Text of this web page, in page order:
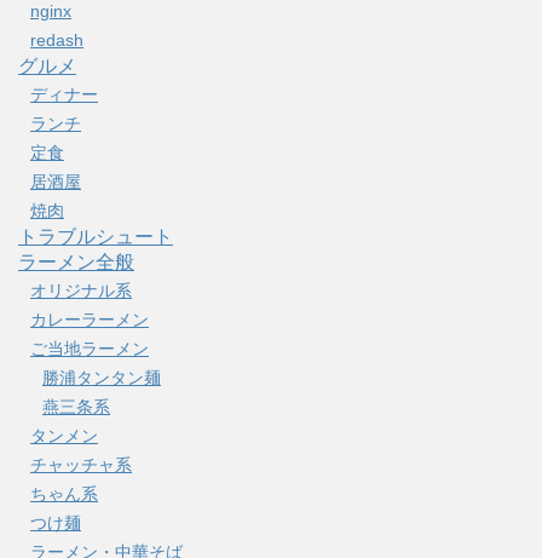
nginx
redash
グルメ
ディナー
ランチ
定食
居酒屋
焼肉
トラブルシュート
ラーメン全般
オリジナル系
カレーラーメン
ご当地ラーメン
勝浦タンタン麺
燕三条系
タンメン
チャッチャ系
ちゃん系
つけ麺
ラーメン・中華そば